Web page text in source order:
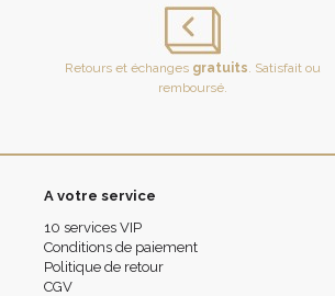
Retours et échanges gratuits. Satisfait ou
remboursé.
A votre service
10 services VIP
Conditions de paiement
Politique de retour
CGV